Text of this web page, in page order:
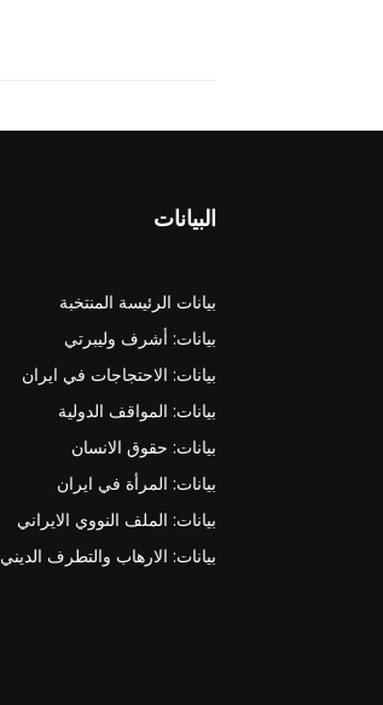
البيانات
بيانات الرئيسة المنتخبة
بيانات: أشرف وليبرتي
بيانات: الاحتجاجات في ايران
بيانات: المواقف الدولية
بيانات: حقوق الانسان
بيانات: المرأة في ايران
بيانات: الملف النووي الايراني
بيانات: الارهاب والتطرف الديني